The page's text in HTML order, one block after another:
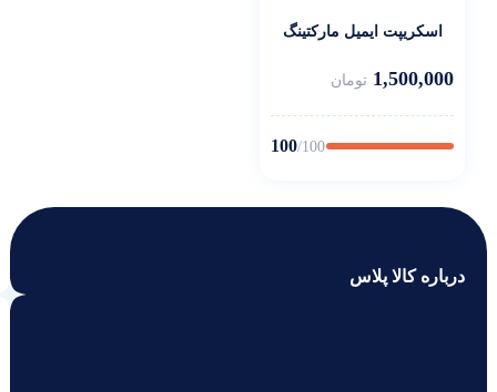
اسکریپت ایمیل مارکتینگ
1,500,000 تومان
100/100
درباره کالا پلاس